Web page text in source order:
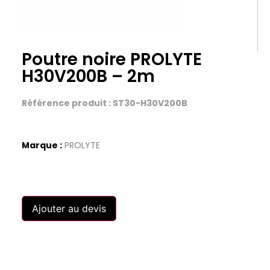
Poutre noire PROLYTE
H30V200B – 2m
Référence produit : ST30-H30V200B
Marque : PROLYTE
Ajouter au devis